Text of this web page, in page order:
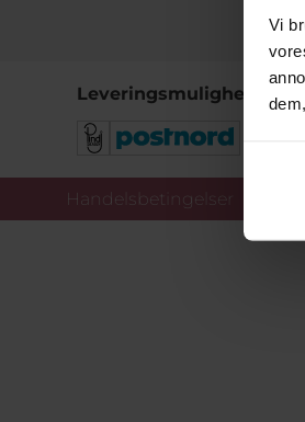
Vi
Leveringsmuligheder
Handelsbetingelser